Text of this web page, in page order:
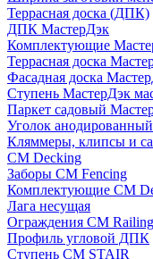
Террасная доска (ДПК)
ДПК МастерДэк
Комплектующие
Террасная доска
Фасадная доска
Ступень МастерДэк
Паркет садовый
Уголок
Кляммеры, клипсы и
CM Decking
Заборы CM Fencing
Комплектующие CM
Лага несущая
Ограждения CM Railing
Профиль угловой ДПК
Ступень CM STAIR